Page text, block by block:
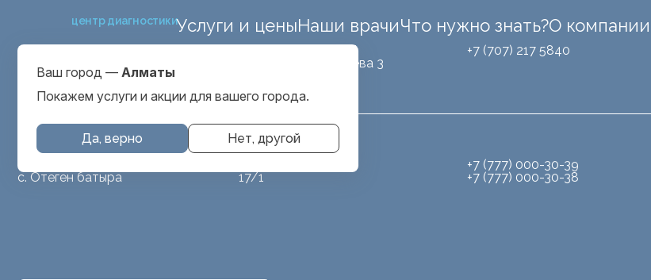
центр диагностикиУслуги и ценыНаши врачиЧто нужно знать?О компании
Выбрать город
Алматы
МРТ животным
с. Отеген батыра
ул. Макатаева 127Б
проспект Серкебаева 3
17/1
+7 (707) 217 5840
+7 (777) 000-30-39
+7 (777) 000-30-38
Ваш город — Алматы
Покажем услуги и акции для вашего города.
Да, верно Нет, другой